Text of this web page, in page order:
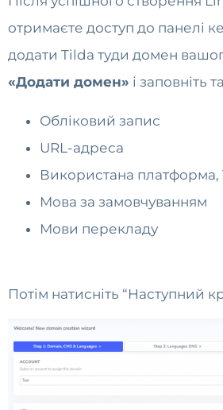
отримаєте доступ до панелі
додати Tilda туди домен
«Додати домен» і заповніть
Обліковий запис
URL-адреса
Використана платформа,
Мова за замовчуванням
Мови перекладу
Потім натисніть “Наступний